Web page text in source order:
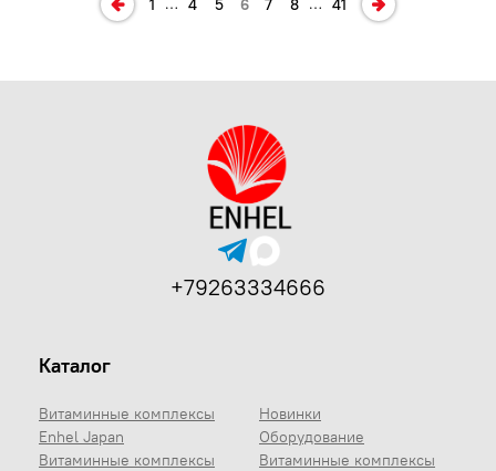
1 4 5 6 7 8 41
Каталог
Витаминные комплексы
Enhel Japan
Витаминные комплексы
Новинки
Оборудование
Витаминные комплексы
+79263334666